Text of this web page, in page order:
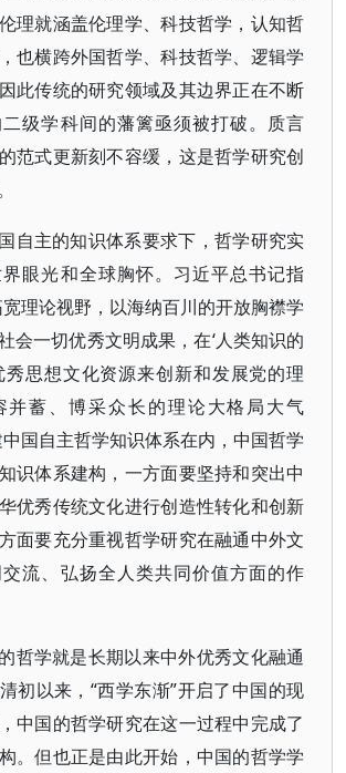
理就涵盖伦理学、科技哲学，认知哲
也横跨外国哲学、科技哲学、逻辑学
此传统的研究领域及其边界正在不断
级学科间的藩篱亟须被打破。质言
范式更新刻不容缓，这是哲学研究创
自主的知识体系要求下，哲学研究实
眼光和全球胸怀。习近平总书记指
理论视野，以海纳百川的开放胸襟学
会一切优秀文明成果，在‘人类知识的
秀思想文化资源来创新和发展党的理
并蓄、博采众长的理论大格局大气
国自主哲学知识体系在内，中国哲学
识体系建构，一方面要坚持和突出中
优秀传统文化进行创造性转化和创新
面要充分重视哲学研究在融通中外文
流、弘扬全人类共同价值方面的作
哲学就是长期以来中外优秀文化融通
初以来，“西学东渐”开启了中国的现
中国的哲学研究在这一过程中完成了
。但也正是由此开始，中国的哲学学